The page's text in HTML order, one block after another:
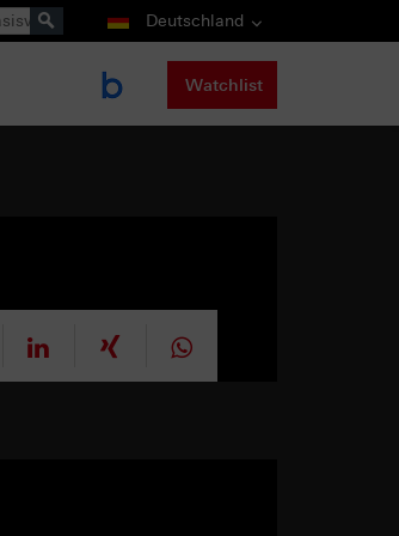
Deutschland
Watchlist
mitteilen